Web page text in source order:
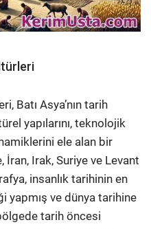
Batı Asya’nın tarih
yapılarını, teknolojik
ele alan bir
İran, Irak, Suriye ve Levant
insanlık tarihinin en
yapmış ve dünya tarihine
tarih öncesi